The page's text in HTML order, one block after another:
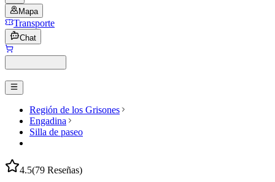
Mapa
Transporte
Chat
Región de los Grisones
Engadina
Silla de paseo
4.5(79 Reseñas)